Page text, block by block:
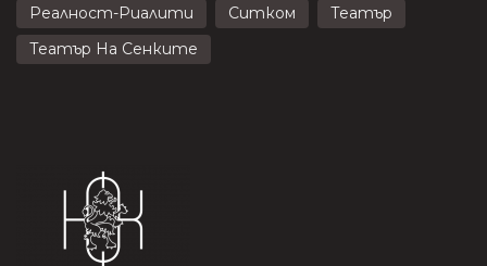
Реалност-Риалити
Ситком
Театър
Театър На Сенките